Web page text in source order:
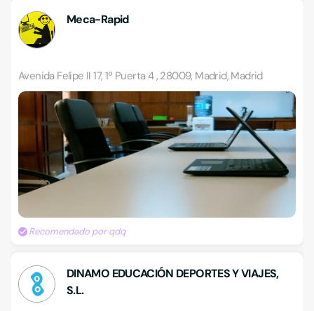
Meca-Rapid
Avenida Felipe II 17, 1º Puerta 4 , 28009, Madrid, Madrid
Recomendado por qdq
DINAMO EDUCACIÓN DEPORTES Y VIAJES,
S.L.